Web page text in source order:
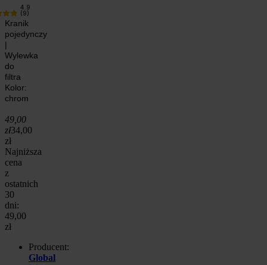
4.9
(9)
Kranik
pojedynczy
|
Wylewka
do
filtra
Kolor:
chrom
49,00
zł34,00
zł
Najniższa
cena
z
ostatnich
30
dni:
49,00
zł
Producent:
Global